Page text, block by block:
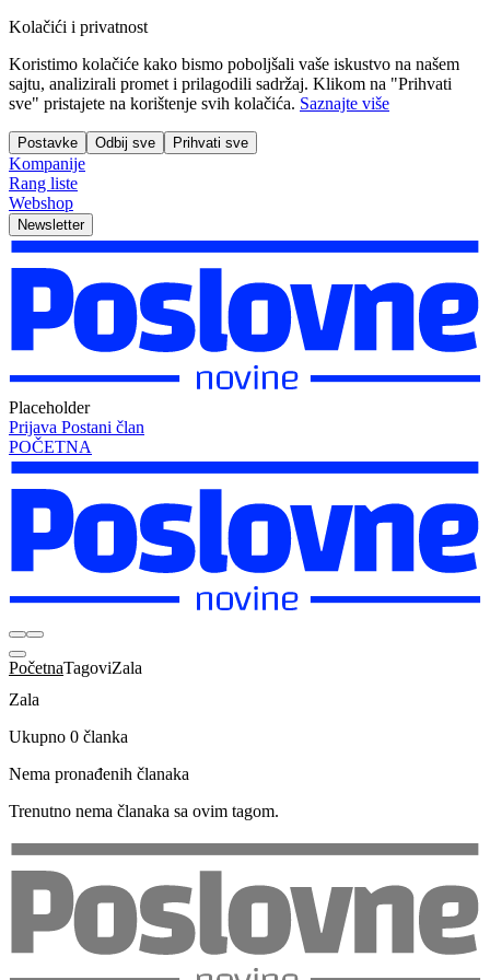
Kolačići i privatnost
Koristimo kolačiće kako bismo poboljšali vaše iskustvo na našem
sajtu, analizirali promet i prilagodili sadržaj. Klikom na "Prihvati
sve" pristajete na korištenje svih kolačića. Saznajte više
Postavke Odbij sve Prihvati sve
Kompanije
Rang liste
Webshop
Newsletter
Placeholder
Prijava Postani član
POČETNA
PočetnaTagoviZala
Zala
Ukupno 0 članka
Nema pronađenih članaka
Trenutno nema članaka sa ovim tagom.